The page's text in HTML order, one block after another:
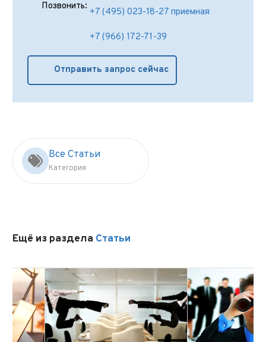
Позвонить:
+7 (495) 023-18-27 приемная
+7 (966) 172-71-39
Отправить запрос сейчас
Все Статьи
Категория
Ещё из раздела Статьи